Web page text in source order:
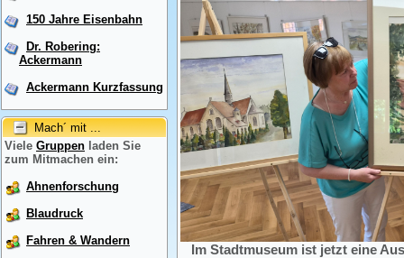
150 Jahre Eisenbahn
Dr. Robering:
Ackermann
Ackermann Kurzfassung
Mach´ mit ...
Viele Gruppen laden Sie
zum Mitmachen ein:
Ahnenforschung
Blaudruck
Fahren & Wandern
Im Stadtmuseum ist jetzt eine